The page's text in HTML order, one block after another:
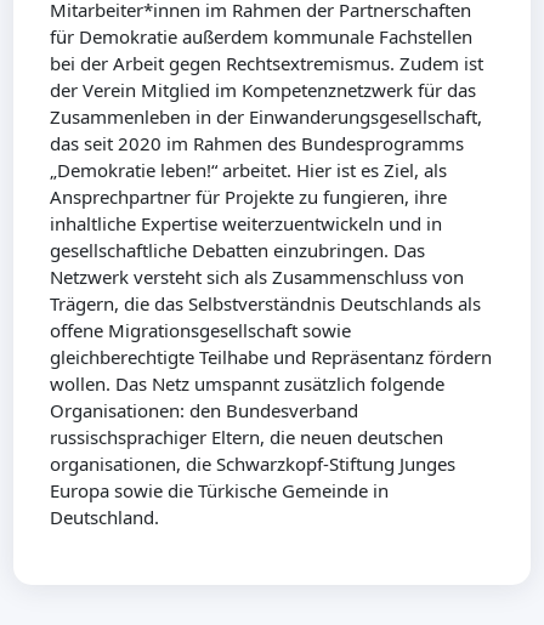
Mitarbeiter*innen im Rahmen der Partnerschaften
für Demokratie außerdem kommunale Fachstellen
bei der Arbeit gegen Rechtsextremismus. Zudem ist
der Verein Mitglied im Kompetenznetzwerk für das
Zusammenleben in der Einwanderungsgesellschaft,
das seit 2020 im Rahmen des Bundesprogramms
„Demokratie leben!“ arbeitet. Hier ist es Ziel, als
Ansprechpartner für Projekte zu fungieren, ihre
inhaltliche Expertise weiterzuentwickeln und in
gesellschaftliche Debatten einzubringen. Das
Netzwerk versteht sich als Zusammenschluss von
Trägern, die das Selbstverständnis Deutschlands als
offene Migrationsgesellschaft sowie
gleichberechtigte Teilhabe und Repräsentanz fördern
wollen. Das Netz umspannt zusätzlich folgende
Organisationen: den Bundesverband
russischsprachiger Eltern, die neuen deutschen
organisationen, die Schwarzkopf-Stiftung Junges
Europa sowie die Türkische Gemeinde in
Deutschland.